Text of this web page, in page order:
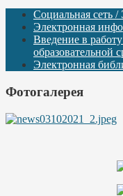
Социальная сеть /
Электронная
Введение в
образовательной
Электронная
Фотогалерея